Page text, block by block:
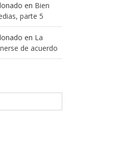
en Bien
parte 5
en La
de acuerdo